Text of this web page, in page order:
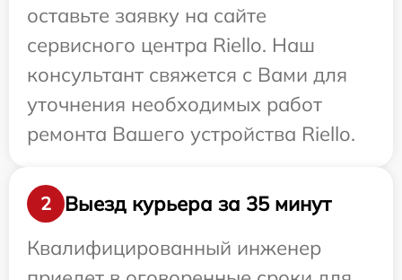
оставьте заявку на сайте
сервисного центра Riello. Наш
консультант свяжется с Вами для
уточнения необходимых работ
ремонта Вашего устройства Riello.
2
Выезд курьера за 35 минут
Квалифицированный инженер